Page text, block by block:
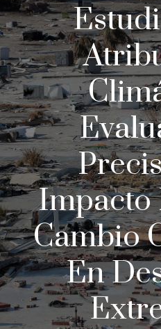
Impacto
Cambio
En